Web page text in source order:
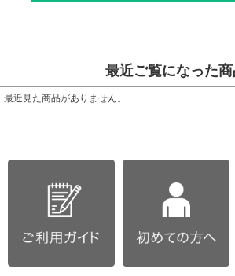
最近ご覧になった
最近見た商品がありません。